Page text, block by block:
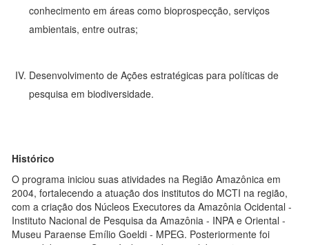
conhecimento em áreas como bioprospecção, serviços
ambientais, entre outras;
Desenvolvimento de Ações estratégicas para políticas de
pesquisa em biodiversidade.
Histórico
O programa iniciou suas atividades na Região Amazônica em
2004, fortalecendo a atuação dos institutos do MCTI na região,
com a criação dos Núcleos Executores da Amazônia Ocidental -
Instituto Nacional de Pesquisa da Amazônia - INPA e Oriental -
Museu Paraense Emílio Goeldi - MPEG. Posteriormente foi